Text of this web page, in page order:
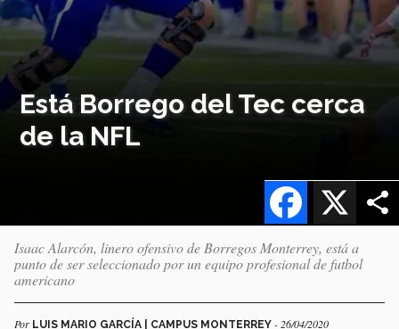
Está Borrego del Tec cerca
de la NFL
X
Facebook
Isaac Alarcón, linero ofensivo de Borregos Monterrey, está a
punto de ser seleccionado por un equipo profesional de futbol
americano
Por LUIS MARIO GARCÍA | CAMPUS MONTERREY - 26/04/2020